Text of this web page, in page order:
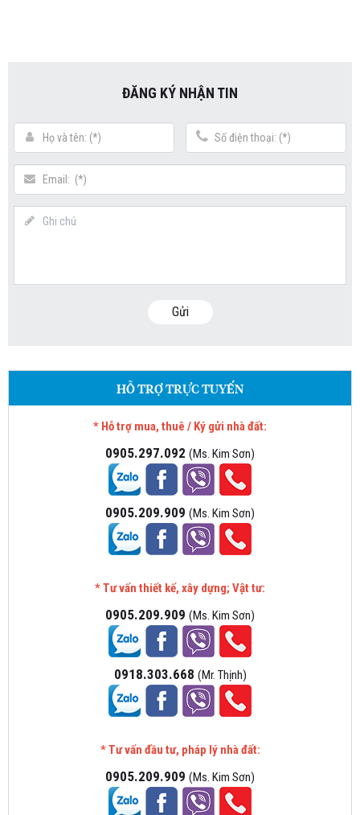
ĐĂNG KÝ NHẬN TIN
Gửi
HỖ TRỢ TRỰC TUYẾN
* Hỗ trợ mua, thuê / Ký gửi nhà đất:
0905.297.092 (Ms. Kim Sơn)
0905.209.909 (Ms. Kim Sơn)
* Tư vấn thiết kế, xây dựng; Vật tư:
0905.209.909 (Ms. Kim Sơn)
0918.303.668 (Mr. Thịnh)
* Tư vấn đầu tư, pháp lý nhà đất:
0905.209.909 (Ms. Kim Sơn)